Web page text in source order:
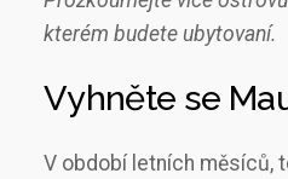
kterém budete ubytovaní.
Vyhněte se
V období letních měsíců,